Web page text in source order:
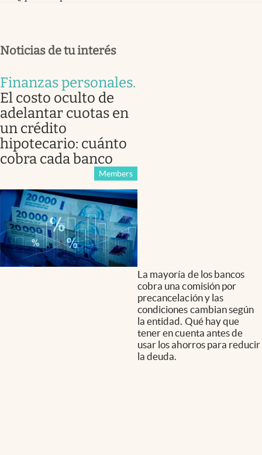
Noticias de tu interés
Finanzas personales.
El costo oculto de
adelantar cuotas en
un crédito
hipotecario: cuánto
cobra cada banco
Members
La mayoría de los bancos
cobra una comisión por
precancelación y las
condiciones cambian según
la entidad. Qué hay que
tener en cuenta antes de
usar los ahorros para reducir
la deuda.